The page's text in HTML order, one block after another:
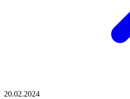
20.02.2024